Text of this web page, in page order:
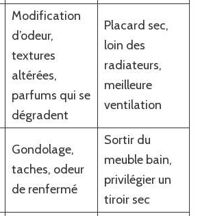
Modification
d’odeur,
textures
altérées,
parfums qui se
dégradent
Placard sec,
loin des
radiateurs,
meilleure
ventilation
Gondolage,
taches, odeur
de renfermé
Sortir du
meuble bain,
privilégier un
tiroir sec